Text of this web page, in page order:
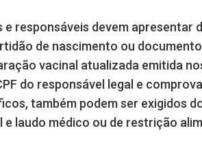
responsáveis devem apresentar
de nascimento ou
vacinal atualizada emitida
do responsável legal e
também podem ser exigidos
laudo médico ou de restrição